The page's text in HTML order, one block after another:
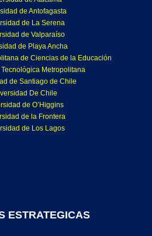
de Antofagasta
de La Serena
de Valparaíso
de Playa Ancha
de Ciencias de la Educación
Metropolitana
de Santiago de Chile
De Chile
de O’Higgins
de la Frontera
de Los Lagos
ESTRATEGICAS